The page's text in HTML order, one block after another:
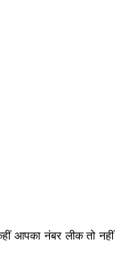
आपका नंबर लीक तो नहीं